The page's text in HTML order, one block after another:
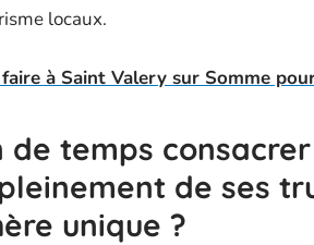
locaux.
à Saint Valery sur Somme
de temps
de ses
unique ?